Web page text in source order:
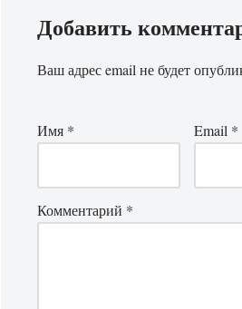
Добавить
Ваш адрес email не будет
Имя * Email *
Комментарий *